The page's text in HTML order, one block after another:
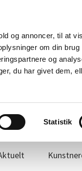
og annoncer, til at
om din
og
du har givet dem,
Statistik